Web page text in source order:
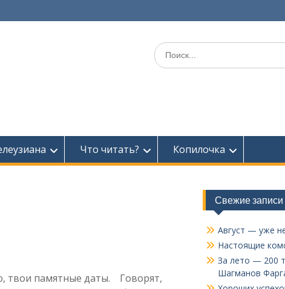
Поиск
по:
Что читать? Копилочка
твои памятные даты. Говорят,
Свежие записи
Август — уже
Настоящие
За лето — 200
Шагманов